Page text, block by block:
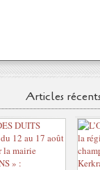
Articles récents